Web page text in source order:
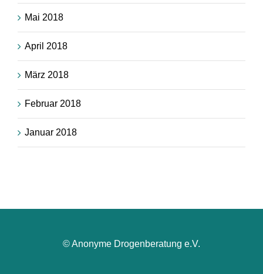
Mai 2018
April 2018
März 2018
Februar 2018
Januar 2018
© Anonyme Drogenberatung e.V.